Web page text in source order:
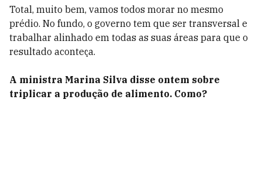
Total, muito bem, vamos todos morar no mesmo
prédio. No fundo, o governo tem que ser transversal e
trabalhar alinhado em todas as suas áreas para que o
resultado aconteça.
A ministra Marina Silva disse ontem sobre
triplicar a produção de alimento. Como?